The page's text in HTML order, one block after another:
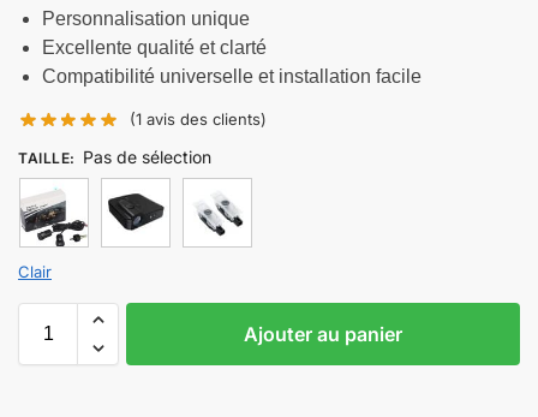
Personnalisation unique
Excellente qualité et clarté
Compatibilité universelle et installation facile
(1 avis des clients)
TAILLE: Pas de sélection
Clair
Ajouter au panier